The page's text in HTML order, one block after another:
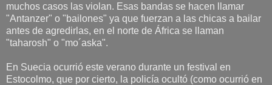
muchos casos las violan. Esas bandas se hacen llamar
"Antanzer" o "bailones" ya que fuerzan a las chicas a bailar
antes de agredirlas, en el norte de África se llaman
"taharosh" o "mo´aska".
En Suecia ocurrió este verano durante un festival en
Estocolmo, que por cierto, la policía ocultó (como ocurrió en